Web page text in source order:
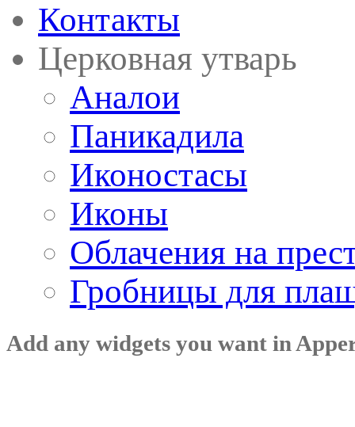
Контакты
Церковная утварь
Аналои
Паникадила
Иконостасы
Иконы
Облачения на
Гробницы для
Add any widgets you want in